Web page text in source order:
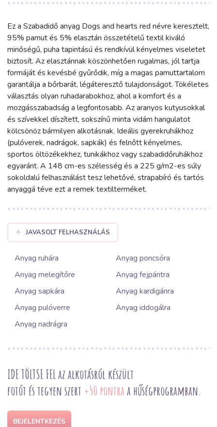
Ez a Szabadidő anyag Dogs and hearts red névre keresztelt,
95% pamut és 5% elasztán összetételű textil kiváló
minőségű, puha tapintású és rendkívül kényelmes viseletet
biztosít. Az elasztánnak köszönhetően rugalmas, jól tartja
formáját és kevésbé gyűrődik, míg a magas pamuttartalom
garantálja a bőrbarát, légáteresztő tulajdonságot. Tökéletes
választás olyan ruhadarabokhoz, ahol a komfort és a
mozgásszabadság a legfontosabb. Az aranyos kutyusokkal
és szívekkel díszített, sokszínű minta vidám hangulatot
kölcsönöz bármilyen alkotásnak. Ideális gyerekruhákhoz
(pulóverek, nadrágok, sapkák) és felnőtt kényelmes,
sportos öltözékekhez, tunikákhoz vagy szabadidőruhákhoz
egyaránt. A 148 cm-es szélesség és a 225 g/m2-es súly
sokoldalú felhasználást tesz lehetővé, strapabíró és tartós
anyaggá téve ezt a remek textilterméket.
JAVASOLT FELHASZNÁLÁS
Anyag ruhára
Anyag poncsóra
Anyag melegítőre
Anyag fejpántra
Anyag sapkára
Anyag kardigánra
Anyag pulóverre
Anyag iddogálra
Anyag nadrágra
IDE TÖLTSE FEL az alkotásról készült
fotót és tegyen szert +50 pontraa hűségprogramban.
BEJELENTKEZÉS